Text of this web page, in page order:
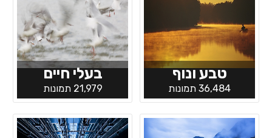
טבע ונוף
36,484 תמונות
בעלי חיים
21,979 תמונות